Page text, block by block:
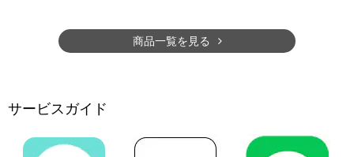
商品一覧を見る
サービスガイド